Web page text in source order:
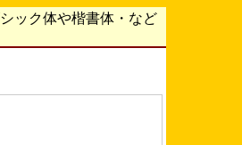
ック体や楷書体・など